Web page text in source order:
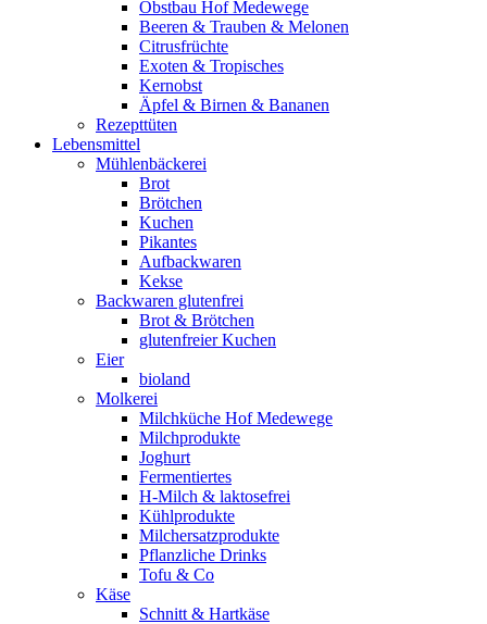
Obstbau Hof Medewege
Beeren & Trauben & Melonen
Citrusfrüchte
Exoten & Tropisches
Kernobst
Äpfel & Birnen & Bananen
Rezepttüten
Lebensmittel
Mühlenbäckerei
Brot
Brötchen
Kuchen
Pikantes
Aufbackwaren
Kekse
Backwaren glutenfrei
Brot & Brötchen
glutenfreier Kuchen
Eier
bioland
Molkerei
Milchküche Hof Medewege
Milchprodukte
Joghurt
Fermentiertes
H-Milch & laktosefrei
Kühlprodukte
Milchersatzprodukte
Pflanzliche Drinks
Tofu & Co
Käse
Schnitt & Hartkäse